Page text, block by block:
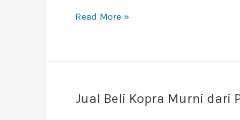
Read More »
Jual Beli Kopra Murni dari
Jual